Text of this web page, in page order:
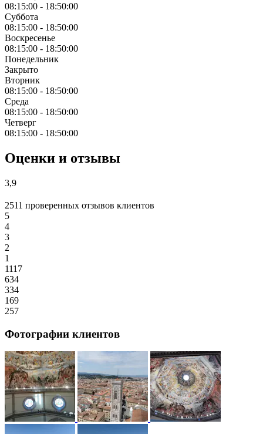
08:15:00 - 18:50:00
Суббота
08:15:00 - 18:50:00
Воскресенье
08:15:00 - 18:50:00
Понедельник
Закрыто
Вторник
08:15:00 - 18:50:00
Среда
08:15:00 - 18:50:00
Четверг
08:15:00 - 18:50:00
Оценки и отзывы
3,9
2511 проверенных отзывов клиентов
5
4
3
2
1
1117
634
334
169
257
Фотографии клиентов